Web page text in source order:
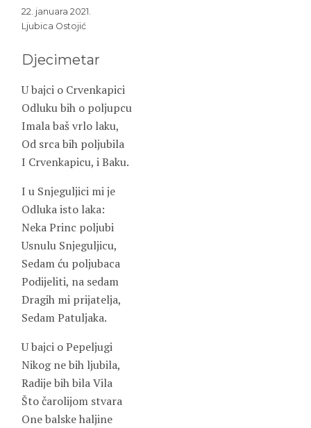
22. januara 2021.
Ljubica Ostojić
Djecimetar
U bajci o Crvenkapici
Odluku bih o poljupcu
Imala baš vrlo laku,
Od srca bih poljubila
I Crvenkapicu, i Baku.
I u Snjeguljici mi je
Odluka isto laka:
Neka Princ poljubi
Usnulu Snjeguljicu,
Sedam ću poljubaca
Podijeliti, na sedam
Dragih mi prijatelja,
Sedam Patuljaka.
U bajci o Pepeljugi
Nikog ne bih ljubila,
Radije bih bila Vila
Što čarolijom stvara
One balske haljine